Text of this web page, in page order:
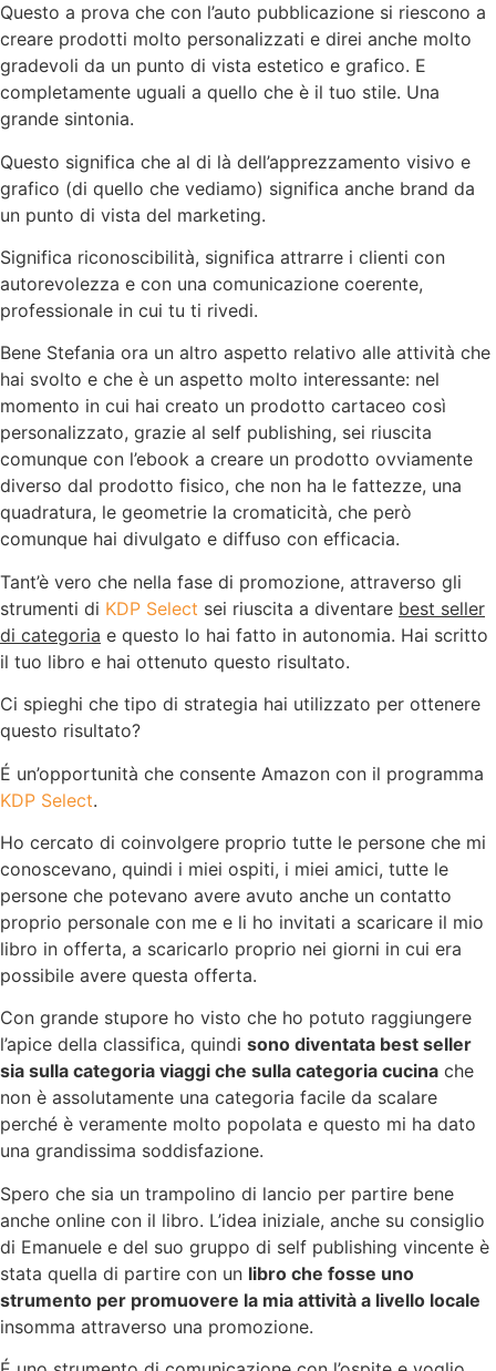
Questo a prova che con l’auto pubblicazione si riescono a
creare prodotti molto personalizzati e direi anche molto
gradevoli da un punto di vista estetico e grafico. E
completamente uguali a quello che è il tuo stile. Una
grande sintonia.
Questo significa che al di là dell’apprezzamento visivo e
grafico (di quello che vediamo) significa anche brand da
un punto di vista del marketing.
Significa riconoscibilità, significa attrarre i clienti con
autorevolezza e con una comunicazione coerente,
professionale in cui tu ti rivedi.
Bene Stefania ora un altro aspetto relativo alle attività che
hai svolto e che è un aspetto molto interessante: nel
momento in cui hai creato un prodotto cartaceo così
personalizzato, grazie al self publishing, sei riuscita
comunque con l’ebook a creare un prodotto ovviamente
diverso dal prodotto fisico, che non ha le fattezze, una
quadratura, le geometrie la cromaticità, che però
comunque hai divulgato e diffuso con efficacia.
Tant’è vero che nella fase di promozione, attraverso gli
strumenti di KDP Select sei riuscita a diventare best seller
di categoria e questo lo hai fatto in autonomia. Hai scritto
il tuo libro e hai ottenuto questo risultato.
Ci spieghi che tipo di strategia hai utilizzato per ottenere
questo risultato?
É un’opportunità che consente Amazon con il programma
KDP Select.
Ho cercato di coinvolgere proprio tutte le persone che mi
conoscevano, quindi i miei ospiti, i miei amici, tutte le
persone che potevano avere avuto anche un contatto
proprio personale con me e li ho invitati a scaricare il mio
libro in offerta, a scaricarlo proprio nei giorni in cui era
possibile avere questa offerta.
Con grande stupore ho visto che ho potuto raggiungere
l’apice della classifica, quindi sono diventata best seller
sia sulla categoria viaggi che sulla categoria cucina che
non è assolutamente una categoria facile da scalare
perché è veramente molto popolata e questo mi ha dato
una grandissima soddisfazione.
Spero che sia un trampolino di lancio per partire bene
anche online con il libro. L’idea iniziale, anche su consiglio
di Emanuele e del suo gruppo di self publishing vincente è
stata quella di partire con un libro che fosse uno
strumento per promuovere la mia attività a livello locale
insomma attraverso una promozione.